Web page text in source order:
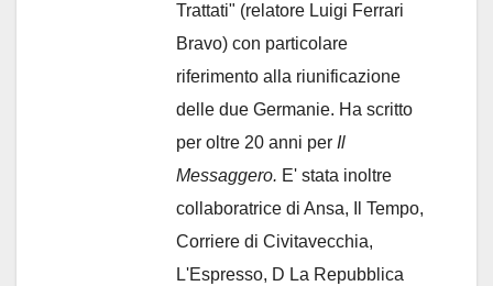
Trattati" (relatore Luigi Ferrari
Bravo) con particolare
riferimento alla riunificazione
delle due Germanie. Ha scritto
per oltre 20 anni per Il
Messaggero. E' stata inoltre
collaboratrice di Ansa, Il Tempo,
Corriere di Civitavecchia,
L'Espresso, D La Repubblica